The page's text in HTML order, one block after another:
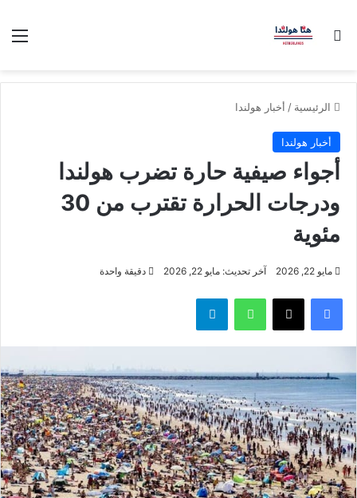
بحث عن
الرئيسية / أخبار هولندا
أخبار هولندا
أجواء صيفية حارة تضرب هولندا
ودرجات الحرارة تقترب من 30
مئوية
مايو 22, 2026 آخر تحديث: مايو 22, 2026 دقيقة واحدة
فيسبوك ‫X واتساب تيلقرام